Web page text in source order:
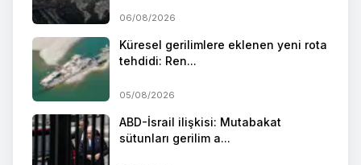
06/08/2026
Küresel gerilimlere eklenen yeni rota
tehdidi: Ren...
05/08/2026
ABD-İsrail ilişkisi: Mutabakat
sütunları gerilim a...